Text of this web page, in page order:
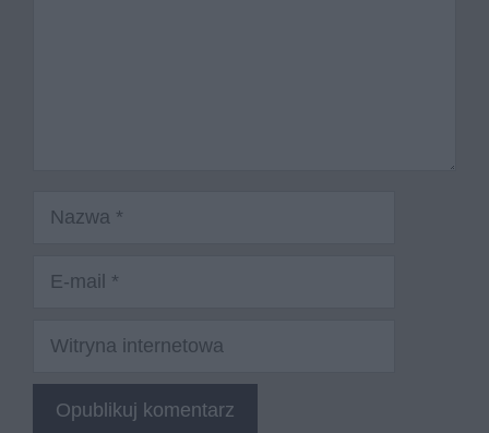
Witryna
internetowa